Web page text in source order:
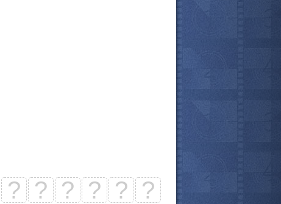
? ? ? ? ? ?